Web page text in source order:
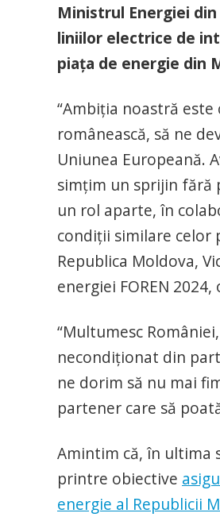
Ministrul Energiei
liniilor electrice de
piața de energie din
“Ambiția noastră
românească, să ne
Uniunea Europeană.
simțim un sprijin fără
un rol aparte, în
condiții similare celor
Republica Moldova,
energiei FOREN
“Multumesc
necondiționat din
ne dorim să nu mai
partener care să
Amintim că, în ultima
printre obiective
energie al Republicii